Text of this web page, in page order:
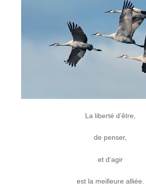
La liberté d’être,
de penser,
et d’agir
est la meilleure alliée.